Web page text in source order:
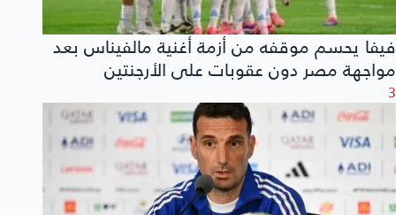
فيفا يحسم موقفه من أزمة أغنية مالفيناس بعد
مواجهة مصر دون عقوبات على الأرجنتين
3